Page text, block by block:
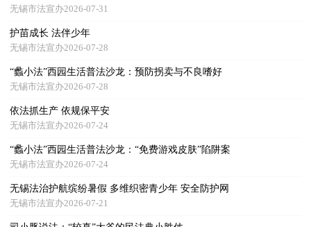
无锡市法宣办2026-07-31
护苗成长 法伴少年
无锡市法宣办2026-07-28
“蠡小法”西园生活普法沙龙：预防拐卖与不良嗜好
无锡市法宣办2026-07-28
依法抓生产 依规保平安
无锡市法宣办2026-07-24
“蠡小法”西园生活普法沙龙：“免费游戏皮肤”陷阱案
无锡市法宣办2026-07-24
无锡法治护航缤纷暑假 多维织密青少年 安全防护网
无锡市法宣办2026-07-21